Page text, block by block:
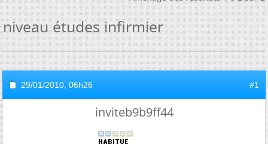
niveau études infirmier
29/01/2010, 06h26 #1
inviteb9b9ff44